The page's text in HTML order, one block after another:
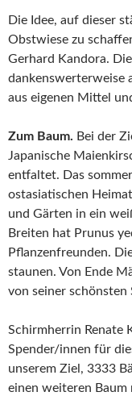
Die Idee, auf dieser
Obstwiese zu
Gerhard Kandora.
dankenswerterweise
aus eigenen Mittel
Zum Baum. Bei der
Japanische
entfaltet. Das
ostasiatischen
und Gärten in ein
Breiten hat Prunus
Pflanzenfreunden.
staunen. Von Ende
von seiner schönsten
Schirmherrin Renate
Spender/innen für
unserem Ziel, 3333
einen weiteren Baum